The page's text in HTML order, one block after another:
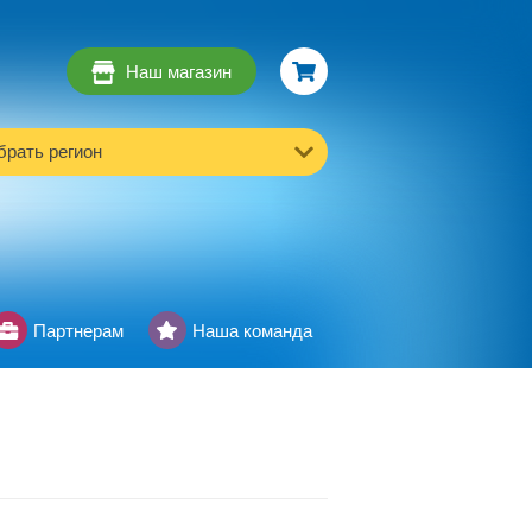
Наш магазин
регион
Партнерам Наша команда